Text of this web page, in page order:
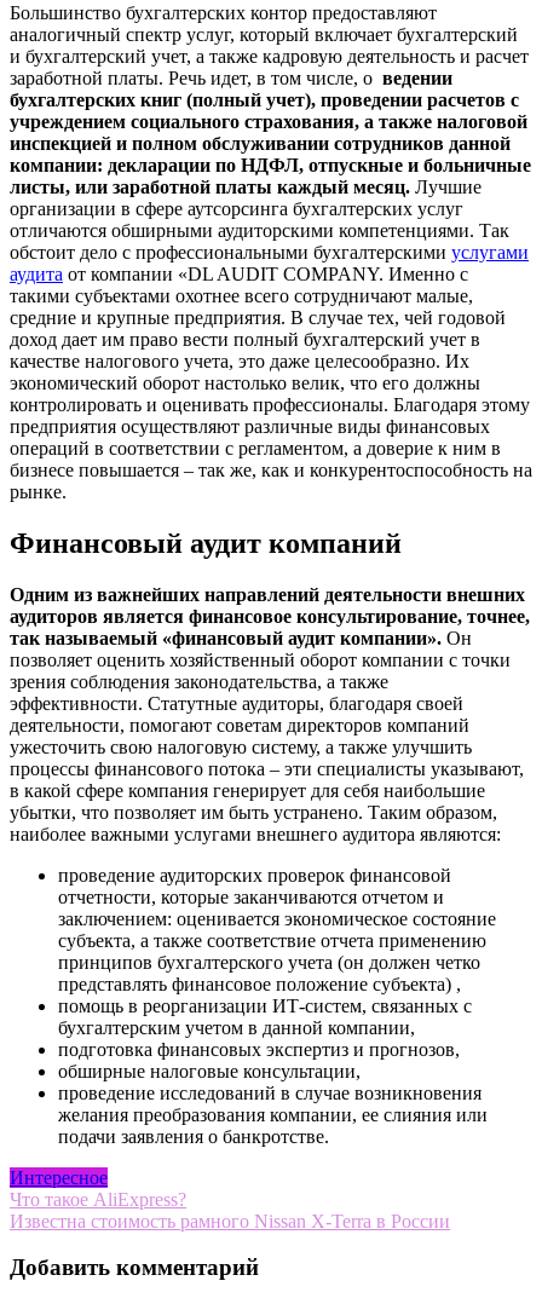
Большинство бухгалтерских контор предоставляют
аналогичный спектр услуг, который включает бухгалтерский
и бухгалтерский учет, а также кадровую деятельность и расчет
заработной платы. Речь идет, в том числе, о ведении
бухгалтерских книг (полный учет), проведении расчетов с
учреждением социального страхования, а также налоговой
инспекцией и полном обслуживании сотрудников данной
компании: декларации по НДФЛ, отпускные и больничные
листы, или заработной платы каждый месяц. Лучшие
организации в сфере аутсорсинга бухгалтерских услуг
отличаются обширными аудиторскими компетенциями. Так
обстоит дело с профессиональными бухгалтерскими услугами
аудита от компании «DL AUDIT COMPANY. Именно с
такими субъектами охотнее всего сотрудничают малые,
средние и крупные предприятия. В случае тех, чей годовой
доход дает им право вести полный бухгалтерский учет в
качестве налогового учета, это даже целесообразно. Их
экономический оборот настолько велик, что его должны
контролировать и оценивать профессионалы. Благодаря этому
предприятия осуществляют различные виды финансовых
операций в соответствии с регламентом, а доверие к ним в
бизнесе повышается – так же, как и конкурентоспособность на
рынке.
Финансовый аудит компаний
Одним из важнейших направлений деятельности внешних
аудиторов является финансовое консультирование, точнее,
так называемый «финансовый аудит компании». Он
позволяет оценить хозяйственный оборот компании с точки
зрения соблюдения законодательства, а также
эффективности. Статутные аудиторы, благодаря своей
деятельности, помогают советам директоров компаний
ужесточить свою налоговую систему, а также улучшить
процессы финансового потока – эти специалисты указывают,
в какой сфере компания генерирует для себя наибольшие
убытки, что позволяет им быть устранено. Таким образом,
наиболее важными услугами внешнего аудитора являются:
проведение аудиторских проверок финансовой
отчетности, которые заканчиваются отчетом и
заключением: оценивается экономическое состояние
субъекта, а также соответствие отчета применению
принципов бухгалтерского учета (он должен четко
представлять финансовое положение субъекта) ,
помощь в реорганизации ИТ-систем, связанных с
бухгалтерским учетом в данной компании,
подготовка финансовых экспертиз и прогнозов,
обширные налоговые консультации,
проведение исследований в случае возникновения
желания преобразования компании, ее слияния или
подачи заявления о банкротстве.
Интересное
Навигация
по
записям
Что такое AliExpress?
Известна стоимость рамного Nissan X-Terra в России
Добавить комментарий